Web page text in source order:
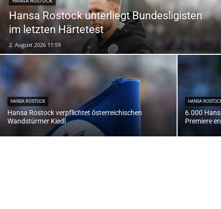
Hansa Rostock unterliegt Bundesligisten
im letzten Härtetest
2. August 2026 11:59
HANSA ROSTOCK
Hansa Rostock verpflichtet österreichischen
Wandstürmer Kiedl
HANSA
6.000
Premiere